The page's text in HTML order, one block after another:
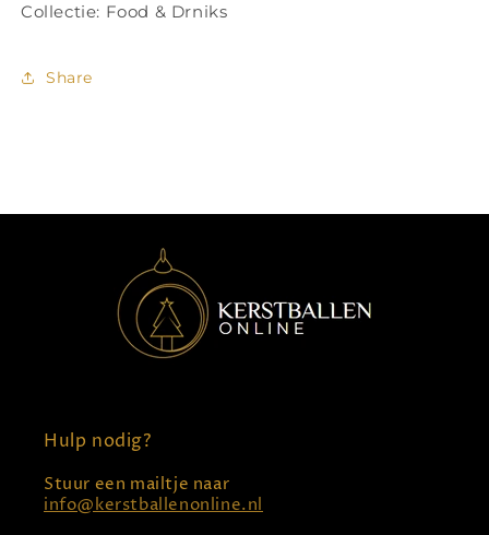
Collectie: Food & Drniks
Share
Hulp nodig?
Stuur een mailtje naar
info@kerstballenonline.nl